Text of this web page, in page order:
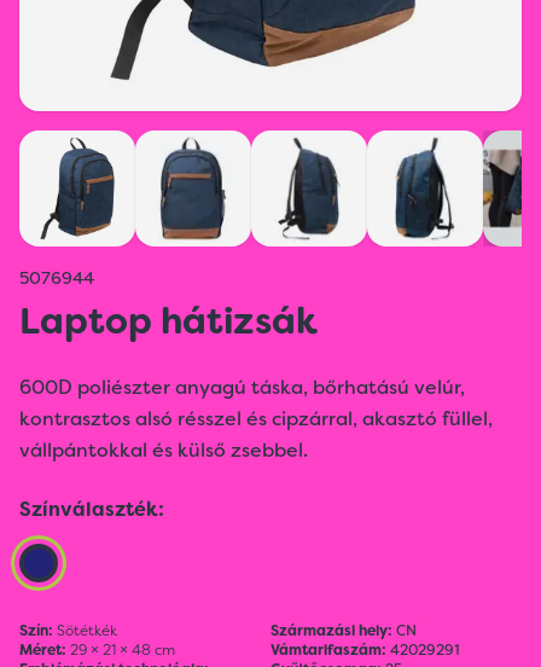
5076944
Laptop hátizsák
600D poliészter anyagú táska, bőrhatású velúr,
kontrasztos alsó résszel és cipzárral, akasztó füllel,
vállpántokkal és külső zsebbel.
Színválaszték:
Szín: Sötétkék
Méret: 29 × 21 × 48 cm
Származási hely: CN
Vámtarifaszám: 42029291